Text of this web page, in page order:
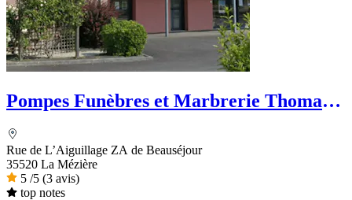
Pompes Funèbres et Marbrerie Thomas -
Rue de L’Aiguillage ZA de Beauséjour
35520 La Mézière
5 /5 (3 avis)
top notes